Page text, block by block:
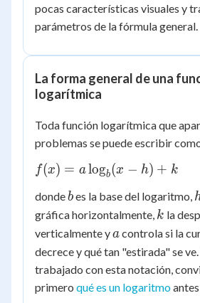
pocas características visuales y
parámetros de la fórmula general.
La forma general de una
logarítmica
Toda función logarítmica que
problemas se puede escribir
f(x) =
- h) + k
f(x) = alogb(x − h) + k
dondeb
bes la base del logaritmo,
gráfica horizontalmente, k
k la
verticalmente ya
acontrola si la
decrece y qué tan "estirada" se ve.
trabajado con esta notación,
primero qué es un logaritmo